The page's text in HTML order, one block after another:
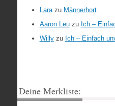
Larazu Männerhort
Aaron Leuzu Ich –
Willyzu Ich – Einfach
Deine Merkliste: